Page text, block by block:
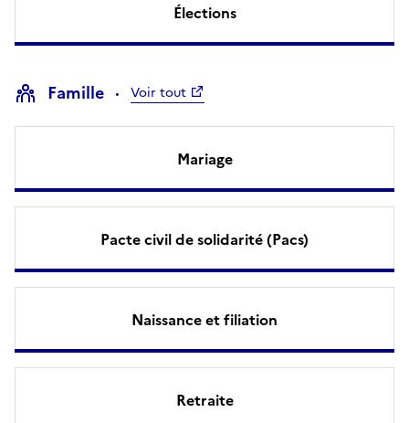
Élections
Famille Voir tout
Mariage
Pacte civil de solidarité (Pacs)
Naissance et filiation
Retraite